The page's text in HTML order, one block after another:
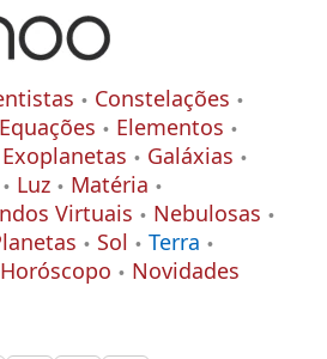
Constelações
Equações
Elementos
Exoplanetas
Galáxias
Luz
Matéria
Virtuais
Nebulosas
Sol
Terra
Horóscopo Novidades